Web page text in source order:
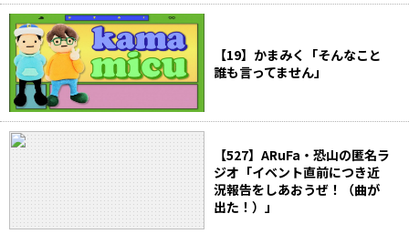
【19】かまみく「そんなこと
誰も言ってません」
【527】ARuFa・恐山の匿名ラ
ジオ「イベント直前につき近
況報告をしあおうぜ！（曲が
出た！）」